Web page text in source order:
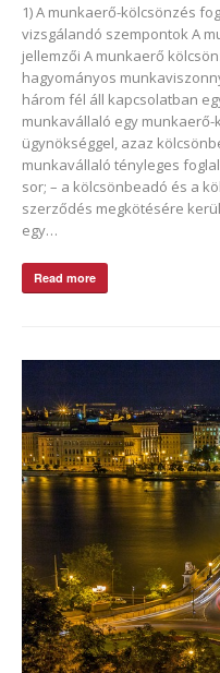
1) A munkaerő-kölcsönzés
vizsgálandó szempontok A
jellemzői A munkaerő
hagyományos
három fél áll kapcsolatban
munkavállaló egy
ügynökséggel, azaz
munkavállaló tényleges
sor; – a kölcsönbeadó és a
szerződés megkötésére
egy…
Read more